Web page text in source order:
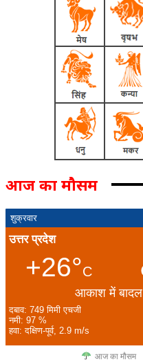
आज का मौसम
शुक्रवार
उत्तर प्रदेश
+26°C
आकाश में बादल
दबाव: 749 मिमी एचजी
नमी: 97 %
हवा: दक्षिण-पूर्व, 2.9 m/s
आज का मौसम